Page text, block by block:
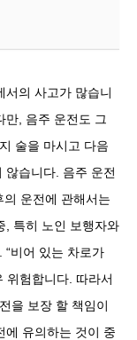
서의 사고가 많습니
만, 음주 운전도 그
술을 마시고 다음
않습니다. 음주 운전
운전에 관해서는
, 특히 노인 보행자와
“비어 있는 차로가
위험합니다. 따라서
을 보장 할 책임이
에 유의하는 것이 중